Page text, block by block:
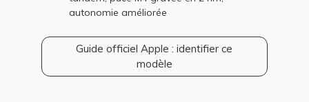
autonomie améliorée
Guide officiel Apple : identifier ce
modèle